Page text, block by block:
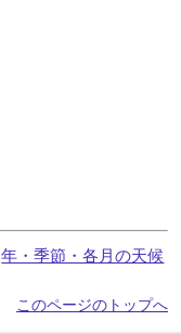
年・季節・各月の天候
このページのトップへ